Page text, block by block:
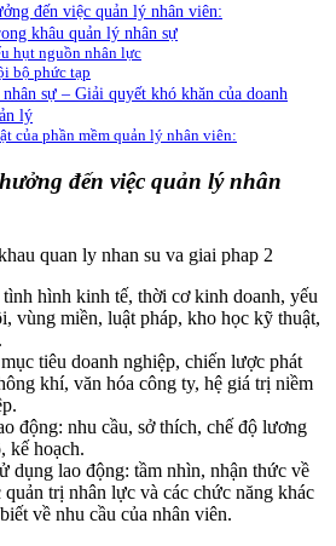
đến việc quản lý nhân viên:
khâu quản lý nhân sự
hụt nguồn nhân lực
bộ phức tạp
sự – Giải quyết khó khăn của doanh
lý
của phần mềm quản lý nhân viên:
đến việc quản lý nhân
hình kinh tế, thời cơ kinh doanh, yếu
vùng miền, luật pháp, kho học kỹ thuật,
tiêu doanh nghiệp, chiến lược phát
khí, văn hóa công ty, hệ giá trị niềm
động: nhu cầu, sở thích, chế độ lương
kế hoạch.
dụng lao động: tầm nhìn, nhận thức về
quản trị nhân lực và các chức năng khác
về nhu cầu của nhân viên.